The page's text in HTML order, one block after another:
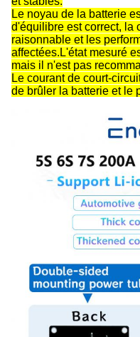
Le noyau de la batterie
d'équilibre est correct, la
raisonnable et les
affectées.L'état mesuré
mais il n'est pas
Le courant de court-
de brûler la batterie et le